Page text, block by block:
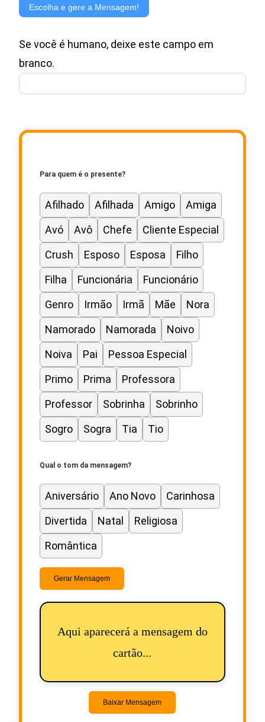
de
para
Cartão
Escolha e gere a Mensagem!
Se você é humano, deixe este campo em
branco.
Para quem é o presente?
Afilhado Afilhada Amigo
Amiga
Avó
Avô Chefe
Cliente Especial
Crush
Esposo Esposa
Filho
Filha
Funcionária
Funcionário
Genro
Irmão Irmã Mãe
Nora
Namorado
Namorada
Noivo
Noiva
Pai
Pessoa Especial
Primo
Prima
Professora
Professor
Sobrinha
Sobrinho
Sogro
Sogra Tia Tio
Qual o tom da mensagem?
Aniversário Ano Novo
Carinhosa
Divertida
Natal
Religiosa
Romântica
Gerar Mensagem
Aqui aparecerá a mensagem do
cartão...
Baixar Mensagem